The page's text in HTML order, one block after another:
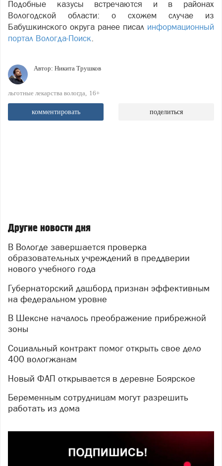
Подобные казусы встречаются и в районах
Вологодской области: о схожем случае из
Бабушкинского округа ранее писал информационный
портал Вологда-Поиск.
Автор: Никита Трушков
льготные лекарства вологда 16+
комментировать поделиться
Другие новости дня
В Вологде завершается проверка
образовательных учреждений в преддверии
нового учебного года
Губернаторский дашборд признан эффективным
на федеральном уровне
В Шексне началось преображение прибрежной
зоны
Социальный контракт помог открыть свое дело
400 вологжанам
Новый ФАП открывается в деревне Боярское
Беременным сотрудницам могут разрешить
работать из дома